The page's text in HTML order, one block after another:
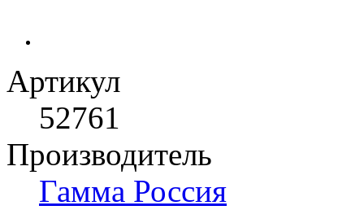
Артикул
52761
Производитель
Гамма Россия